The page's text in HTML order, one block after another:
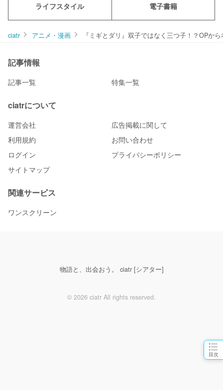
目次
ライフスタイル 電子書籍
ciatr アニメ・漫画 『ミギとダリ』双子ではなく三つ子！？OPか
記事情報
記事一覧 特集一覧
ciatrについて
運営会社
広告掲載に関して
利用規約
お問い合わせ
ログイン
プライバシーポリシー
サイトマップ
関連サービス
ワンスクリーン
物語と、出会おう。 ciatr [シアター]
© 2026 ciatr All rights reserved.